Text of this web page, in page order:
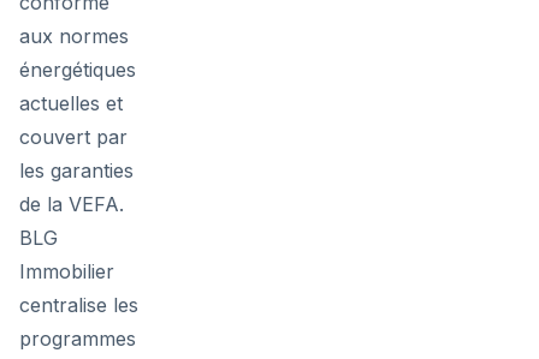
aux normes
énergétiques
actuelles et
couvert par
les garanties
de la VEFA.
BLG
Immobilier
centralise les
programmes